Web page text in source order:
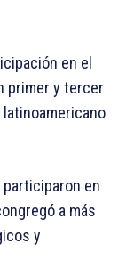
en el
primer y tercer
en
a más
y